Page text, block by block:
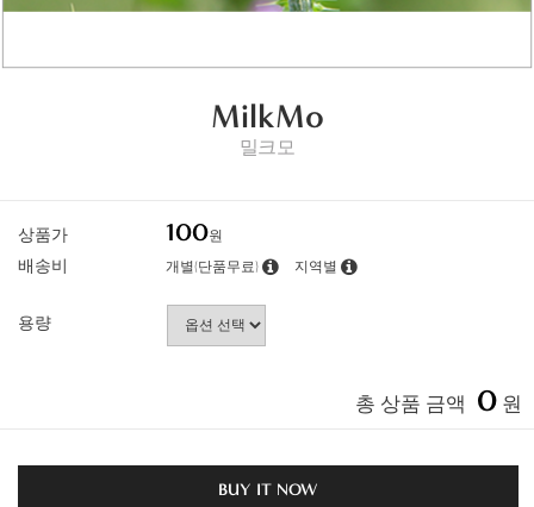
MilkMo
밀크모
상품가 100원
배송비 개별(단품무료) 지역별
용량
총 상품 금액 0 원
BUY IT NOW